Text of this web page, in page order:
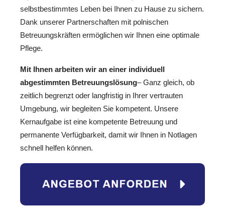
selbstbestimmtes Leben bei Ihnen zu Hause zu sichern.
Dank unserer Partnerschaften mit polnischen
Betreuungskräften ermöglichen wir Ihnen eine optimale
Pflege.
Mit Ihnen arbeiten wir an einer individuell
abgestimmten Betreuungslösung– Ganz gleich, ob
zeitlich begrenzt oder langfristig in Ihrer vertrauten
Umgebung, wir begleiten Sie kompetent. Unsere
Kernaufgabe ist eine kompetente Betreuung und
permanente Verfügbarkeit, damit wir Ihnen in Notlagen
schnell helfen können.